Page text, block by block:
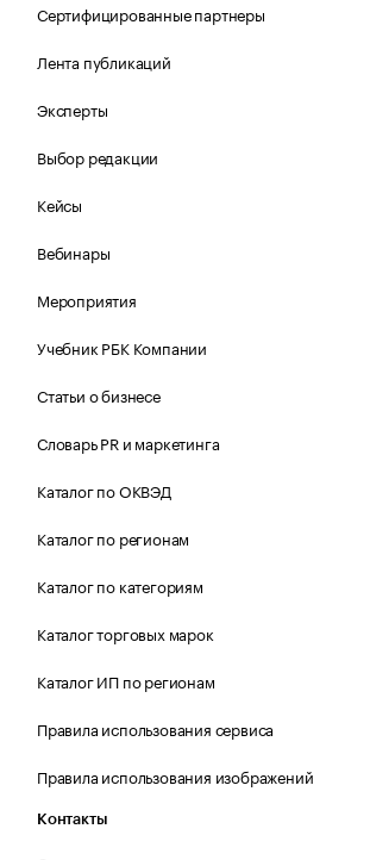
Сертифицированные партнеры
Лента публикаций
Эксперты
Выбор редакции
Кейсы
Вебинары
Мероприятия
Учебник РБК Компании
Статьи о бизнесе
Словарь PR и маркетинга
Каталог по ОКВЭД
Каталог по регионам
Каталог по категориям
Каталог торговых марок
Каталог ИП по регионам
Правила использования сервиса
Правила использования изображений
Контакты